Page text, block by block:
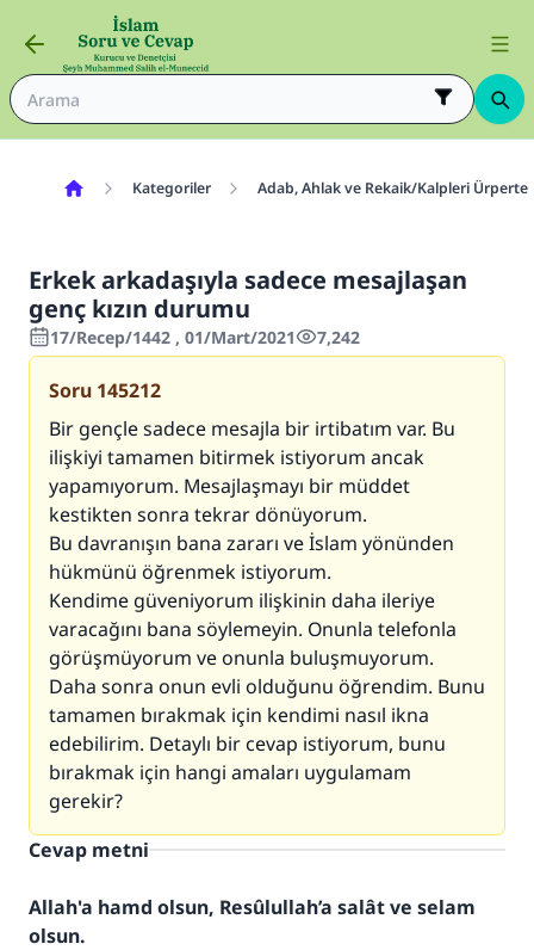
Kategoriler Adab, Ahlak ve Rekaik/Kalpleri
Erkek arkadaşıyla sadece mesajlaşan
genç kızın durumu
17/Recep/1442 , 01/Mart/2021 7,242
Soru 145212
Bir gençle sadece mesajla bir irtibatım var. Bu
ilişkiyi tamamen bitirmek istiyorum ancak
yapamıyorum. Mesajlaşmayı bir müddet
kestikten sonra tekrar dönüyorum.
Bu davranışın bana zararı ve İslam yönünden
hükmünü öğrenmek istiyorum.
Kendime güveniyorum ilişkinin daha ileriye
varacağını bana söylemeyin. Onunla telefonla
görüşmüyorum ve onunla buluşmuyorum.
Daha sonra onun evli olduğunu öğrendim. Bunu
tamamen bırakmak için kendimi nasıl ikna
edebilirim. Detaylı bir cevap istiyorum, bunu
bırakmak için hangi amaları uygulamam
gerekir?
Cevap metni
Allah'a hamd olsun, Resûlullah’a salât ve selam
olsun.